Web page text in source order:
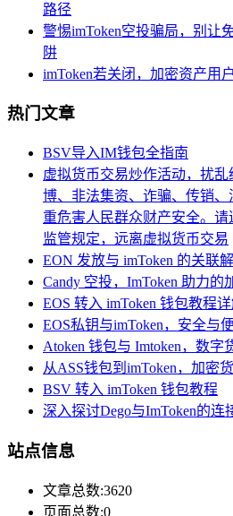
路径
警惕imToken空投骗局，别让
阱
imToken若关闭，加密资产用
热门文章
BSV导入IM钱包全指南
虚拟货币交易炒作活动，扰
博、非法集资、诈骗、传销
重危害人民群众财产安全。
监管规定，远离虚拟货币交易
EON 发放与 imToken 的关联
Candy 空投，ImToken 助力的
EOS 转入 imToken 钱包教程
EOS私钥与imToken，安全与
Atoken 钱包与 Imtoken，数字
从ASS钱包到imToken，加密
BSV 转入 imToken 钱包教程
深入探讨Dego与ImToken的
站点信息
文章总数:3620
页面总数:0